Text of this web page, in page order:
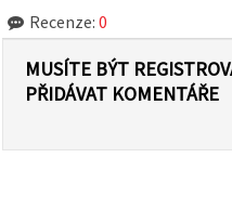
Recenze: 0
MUSÍTE BÝT
PŘIDÁVAT KOMENTÁŘE